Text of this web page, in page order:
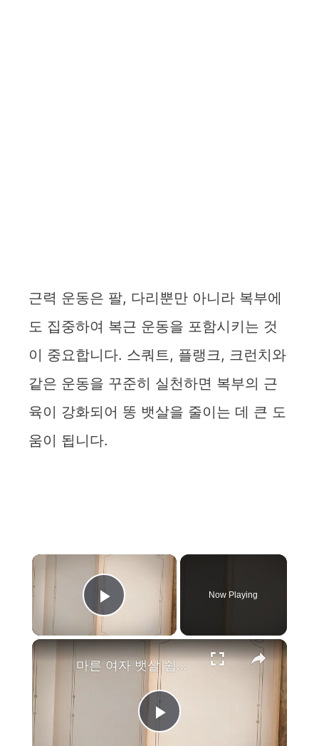
근력 운동은 팔, 다리뿐만 아니라 복부에
도 집중하여 복근 운동을 포함시키는 것
이 중요합니다. 스쿼트, 플랭크, 크런치와
같은 운동을 꾸준히 실천하면 복부의 근
육이 강화되어 똥 뱃살을 줄이는 데 큰 도
움이 됩니다.
×
Play Video
Now Playing
×
P
마른 여자 뱃살 쉽게 빼는 20가지 방법